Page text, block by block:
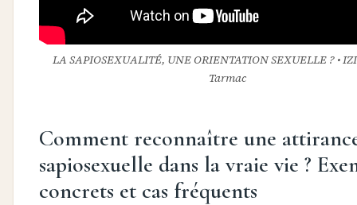
LA SAPIOSEXUALITÉ, UNE ORIENTATION SEXUELLE ? •
Tarmac
Comment reconnaître une
sapiosexuelle dans la vraie vie ?
concrets et cas fréquents